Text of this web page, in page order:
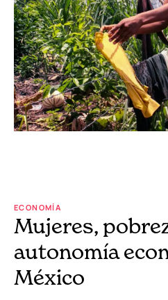
ECONOMÍA
Mujeres,
autonomía
México